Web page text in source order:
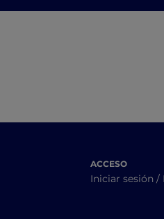
ACCESO
Iniciar sesión /